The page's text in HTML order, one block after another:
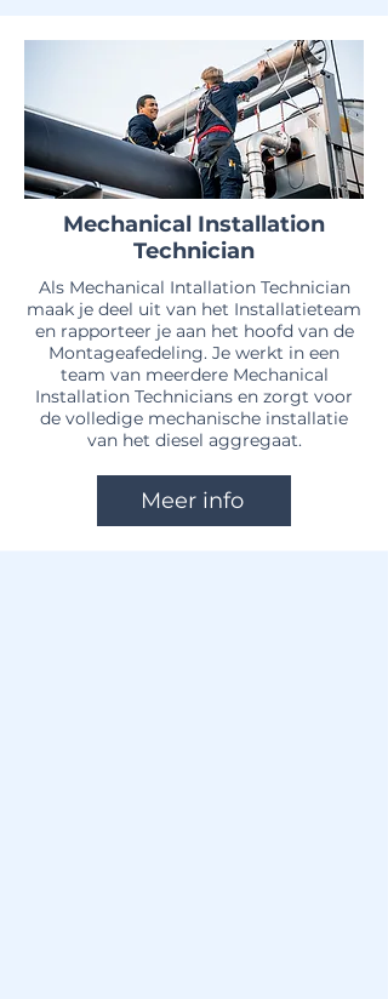
Mechanical Installation
Technician
Als Mechanical Intallation Technician
maak je deel uit van het Installatieteam
en rapporteer je aan het hoofd van de
Montageafedeling. Je werkt in een
team van meerdere Mechanical
Installation Technicians en zorgt voor
de volledige mechanische installatie
van het diesel aggregaat.
Meer info